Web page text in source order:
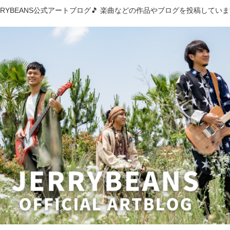
公式アートブログ🎵 楽曲などの作品やブログを投稿してい